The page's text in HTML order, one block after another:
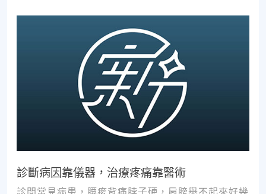
診斷病因靠儀器，治療疼痛靠醫術